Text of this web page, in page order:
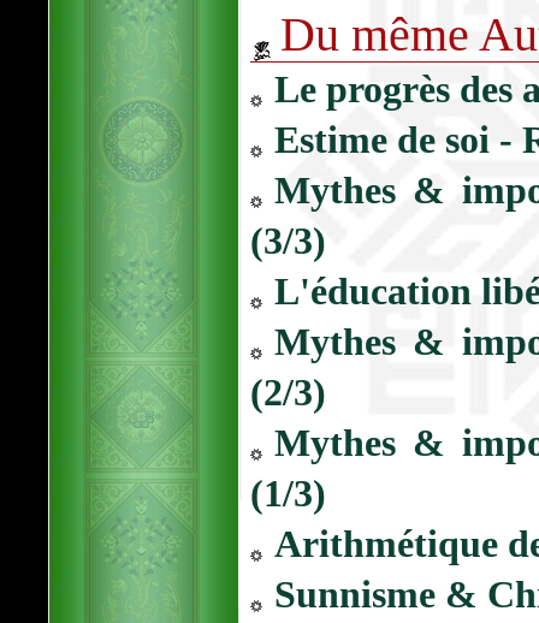
Du même
Le progrès des
Estime de soi -
Mythes &
(3/3)
L'éducation
Mythes &
(2/3)
Mythes &
(1/3)
Arithmétique
Sunnisme &